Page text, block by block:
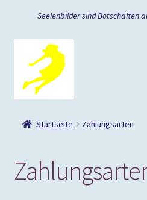
Seelenbilder sind Botschaften
Startseite Zahlungsarten